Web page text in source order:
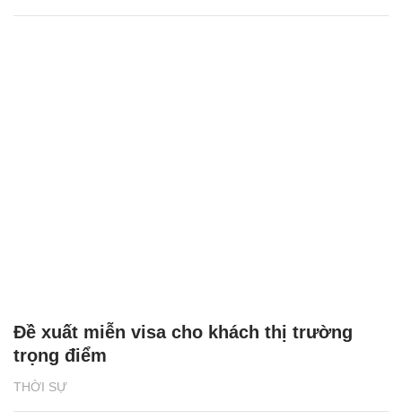
THỜI SỰ
Đề xuất miễn visa cho khách thị trường
trọng điểm